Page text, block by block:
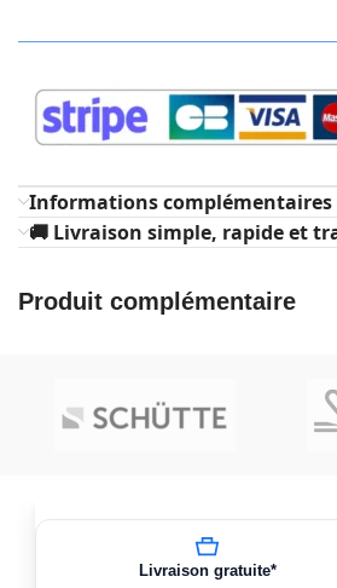
Informations complémentaires
🚚 Livraison simple, rapide et
Produit complémentaire
Livraison gratuite*